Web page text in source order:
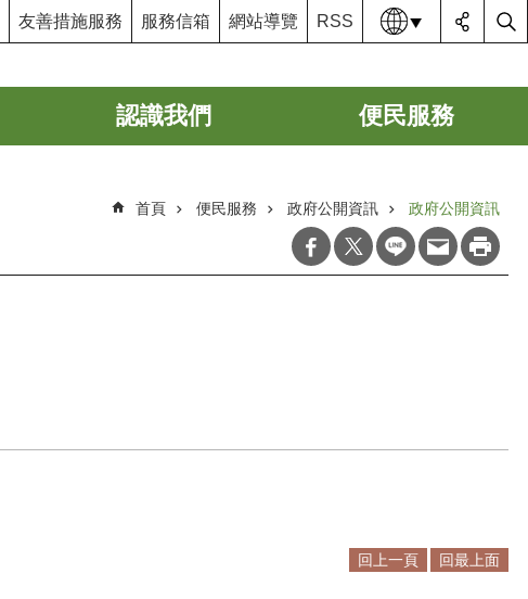
友善措施服務 服務信箱 網站導覽 RSS 語系
認識我們 便民服務
首頁 便民服務 政府公開資訊 政府公開資訊
回上一頁 回最上面